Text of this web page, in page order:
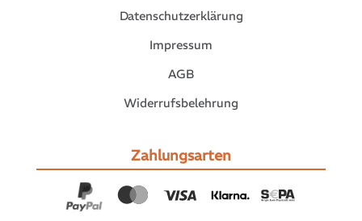
Datenschutzerklärung
Impressum
AGB
Widerrufsbelehrung
Zahlungsarten